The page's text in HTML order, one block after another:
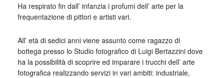
Ha respirato fin dall’ infanzia i profumi dell’ arte per la
frequentazione di pittori e artisti vari.
All’ età di sedici anni viene assunto come ragazzo di
bottega presso lo Studio fotografico di Luigi Bertazzini dove
ha la possibilità di scoprire ed imparare i trucchi dell’ arte
fotografica realizzando servizi in vari ambiti: industriale,